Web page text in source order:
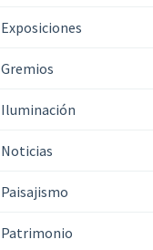
Exposiciones
Gremios
Iluminación
Noticias
Paisajismo
Patrimonio